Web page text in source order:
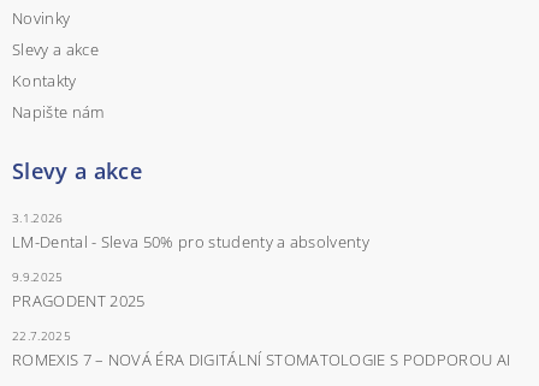
Novinky
Slevy a akce
Kontakty
Napište nám
Slevy a akce
3.1.2026
LM-Dental - Sleva 50% pro studenty a absolventy
9.9.2025
PRAGODENT 2025
22.7.2025
ROMEXIS 7 – NOVÁ ÉRA DIGITÁLNÍ STOMATOLOGIE S PODPOROU AI